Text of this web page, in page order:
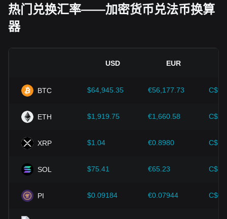
经济增长等关键指标）对法币价值起决定性作用，并间接影响
ENS/KRW 的汇率。例如：高通胀可能会削弱市场对法币的信
任，促使投资者寻求比特币等加密资产作为避险工具，进而推
高其价格。
性的提升，都为比特币等加密货币的价值增长提供了强有力的
投资者需深入了解这些因素，以避免做出错误决策。在综合考
Service 价格的未来走势，并根据市场变化及时调整投资策
略。
热门兑换汇率——加密货币兑法币换算
器
USD EUR
BTC $64,945.35 €56,177.73
ETH $1,919.75 €1,660.58
XRP $1.04 €0.8980
SOL $75.41 €65.23
PI $0.09184 €0.07944